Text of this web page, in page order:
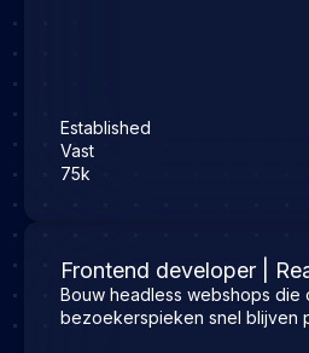
Established
Vast
75k
Frontend developer |
Bouw headless webshops die
bezoekerspieken snel blijven